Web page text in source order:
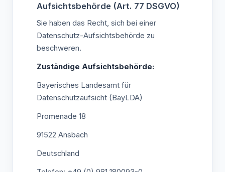
Aufsichtsbehörde (Art. 77 DSGVO)
Sie haben das Recht, sich bei einer
Datenschutz-Aufsichtsbehörde zu
beschweren.
Zuständige Aufsichtsbehörde:
Bayerisches Landesamt für
Datenschutzaufsicht (BayLDA)
Promenade 18
91522 Ansbach
Deutschland